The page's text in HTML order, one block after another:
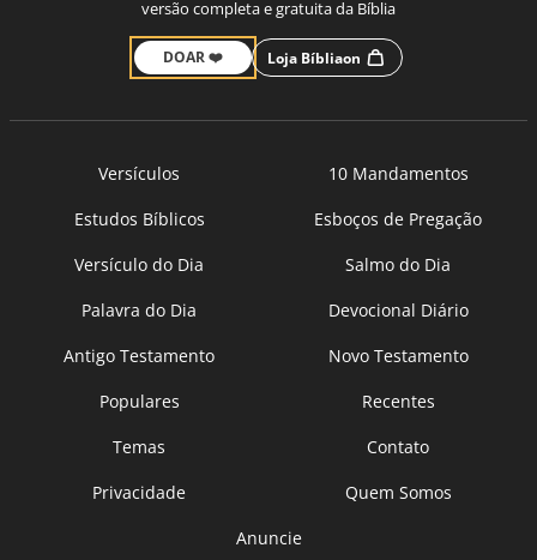
versão completa e gratuita da Bíblia
DOAR ❤️ Loja Bíbliaon
Versículos
10 Mandamentos
Estudos Bíblicos
Esboços de Pregação
Versículo do Dia
Salmo do Dia
Palavra do Dia
Devocional Diário
Antigo Testamento
Novo Testamento
Populares
Recentes
Temas
Contato
Privacidade
Quem Somos
Anuncie